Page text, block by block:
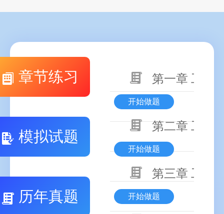
章节练习
模拟试题
历年真题
第一章 工程
开始做题
第二章 工程
开始做题
第三章 工程
开始做题